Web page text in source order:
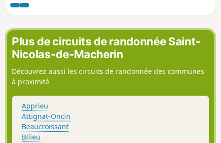
difficulté et offre une diversité de
paysages (vues sur le Lac de Paladru
comme sur quelques massifs de
Chartreuse : La Grande Sure et Le Grand
Som) et de surfaces (principalement des
chemins en forêt, une promenade dans
le Marais de la Véronnière mais aussi
un peu d'enrobé malheureusement).
Plus de circuits de randonnée Saint-
Nicolas-de-Macherin
Découvrez aussi les circuits de randonnée des communes
à proximité
Apprieu
Attignat-Oncin
Beaucroissant
Bilieu